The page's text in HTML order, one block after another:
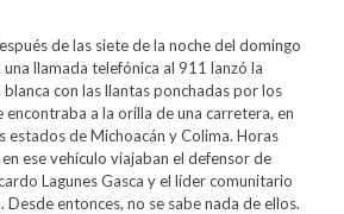
de las siete de la noche del domingo
llamada telefónica al 911 lanzó la
con las llantas ponchadas por los
encontraba a la orilla de una carretera, en
estados de Michoacán y Colima. Horas
ese vehículo viajaban el defensor de
Lagunes Gasca y el líder comunitario
Desde entonces, no se sabe nada de ellos.